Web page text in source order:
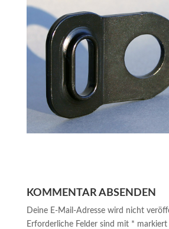
KOMMENTAR ABSENDEN
Deine E-Mail-Adresse wird nicht
Erforderliche Felder sind mit * markiert